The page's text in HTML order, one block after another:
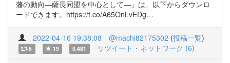
藩の動向―薩長同盟を中心として―」は、以下からダウンロ
ードできます。https://t.co/A65OnLvEDg…
2022-04-16 19:38:08 @machi82175302 (投稿一覧)
6 19 0.481 リツイート・ネットワーク (6)